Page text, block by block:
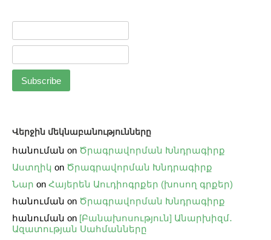
Վերջին մեկնաբանությունները
հանուման on Ծրագրավորման Խնդրագիրք
Աստղիկ on Ծրագրավորման Խնդրագիրք
Նար on Հայերեն Աուդիոգրքեր (խոսող գրքեր)
հանուման on Ծրագրավորման Խնդրագիրք
հանուման on [Բանախոսություն] Անարխիզմ․
Ազատության Սահմանները